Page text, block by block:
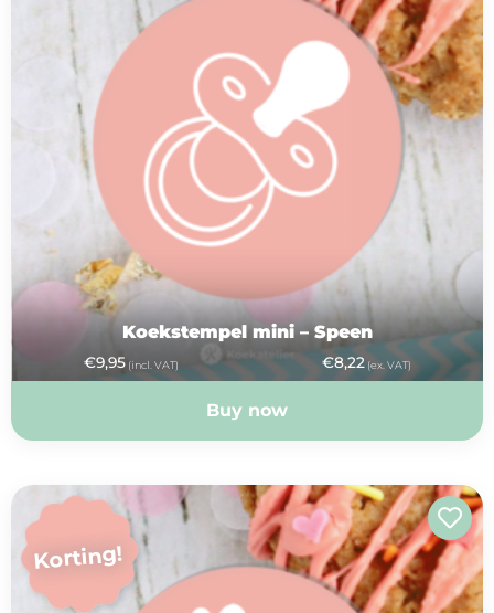
Koekstempel mini – Speen
€9,95 (incl. VAT) €8,22 (ex. VAT)
Buy now
Korting!